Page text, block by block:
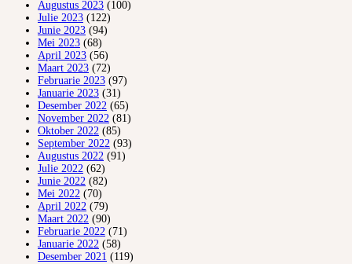
Augustus 2023 (100)
Julie 2023 (122)
Junie 2023 (94)
Mei 2023 (68)
April 2023 (56)
Maart 2023 (72)
Februarie 2023 (97)
Januarie 2023 (31)
Desember 2022 (65)
November 2022 (81)
Oktober 2022 (85)
September 2022 (93)
Augustus 2022 (91)
Julie 2022 (62)
Junie 2022 (82)
Mei 2022 (70)
April 2022 (79)
Maart 2022 (90)
Februarie 2022 (71)
Januarie 2022 (58)
Desember 2021 (119)